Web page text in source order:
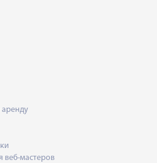
веб-мастеров